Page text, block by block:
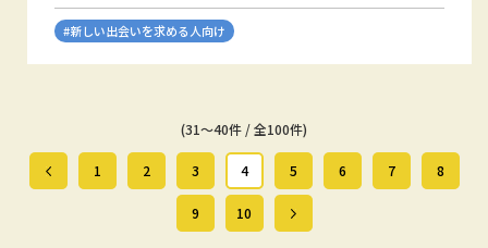
#新しい出会いを求める人向け
(31～40件 / 全100件)
1 2 3 4 5 6 7 8
9 10